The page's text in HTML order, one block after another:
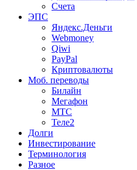
Счета
ЭПС
Яндекс.Деньги
Webmoney
Qiwi
PayPal
Криптовалюты
Моб. переводы
Билайн
Мегафон
МТС
Теле2
Долги
Инвестирование
Терминология
Разное